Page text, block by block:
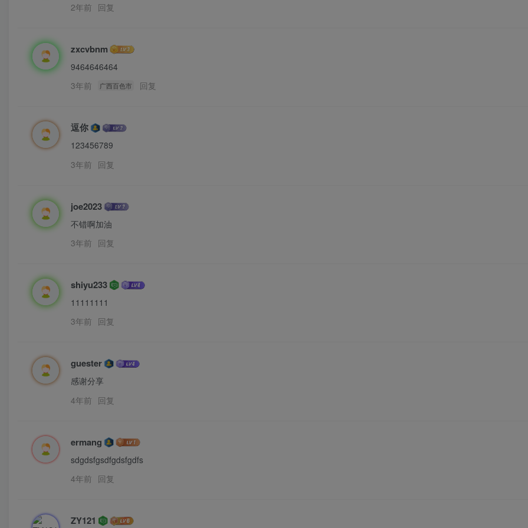
2年前 回复
zxcvbnm
9464646464
3年前
广西百色市 回复
逗你
123456789
3年前 回复
joe2023
不错啊加油
3年前 回复
shiyu233
11111111
3年前 回复
guester
感谢分享
4年前 回复
ermang
sdgdsfgsdfgdsfgdfs
4年前 回复
ZY121